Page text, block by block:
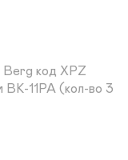
Berg код XPZ
ВК-11РА (кол-во 3